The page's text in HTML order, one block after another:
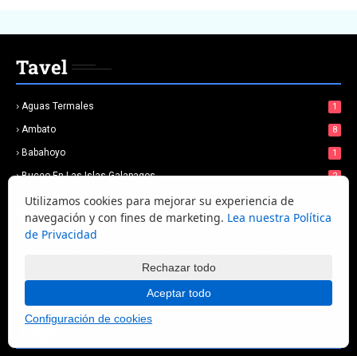
Tavel
Aguas Termales 1
Ambato 8
Babahoyo 1
Buceo En Las Islas Galapagos 2
Turismo
Campamentos de Verano
Tags
Utilizamos cookies para mejorar su experiencia de
navegación y con fines de marketing. Lea nuestra Política
de Privacidad
Rechazar todo
Aceptar todo
Configuración de cookies